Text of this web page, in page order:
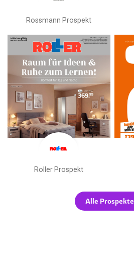
Rossmann Prospekt
Roller Prospekt
Alle Prospekte